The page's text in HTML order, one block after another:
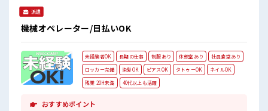
派遣
機械オペレーター/日払いOK
未経験者OK 長期の仕事 制服あり 休憩室あり
社員食堂あり
ロッカー完備
染髪OK ピアスOK タトゥーOK
ネイルOK
残業 20H未満
40代以上も活躍
おすすめポイント